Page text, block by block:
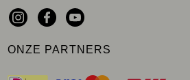
ONZE PARTNERS